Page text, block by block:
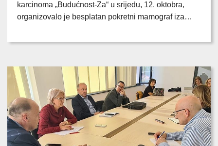
karcinoma „Budućnost-Za“ u srijedu, 12. oktobra,
organizovalo je besplatan pokretni mamograf iza…